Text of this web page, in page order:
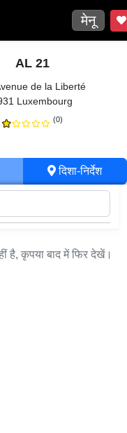
मेनू
AL 21
de la Liberté
Luxembourg
(0)
दिशा-निर्देश
है, कृपया बाद में फिर देखें।